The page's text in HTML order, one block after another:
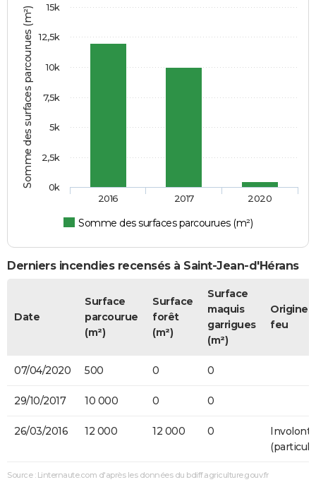
Somme des surfaces parcourues (m²)
Somme des surfaces parcourues (m²)
2016 2017 2020
0k
2,5k
5k
7,5k
10k
12,5k
15k
Derniers incendies recensés à Saint-Jean-d'Hérans
Date
Surface
parcourue
(m²)
Surface
forêt
(m²)
Surface
maquis
garrigues
(m²)
Origine
feu
07/04/2020 500 0 0
29/10/2017 10 000 0 0
26/03/2016 12 000 12 000 0
Source : Linternaute.com d'après les données du bdiff.agriculture.gouv.fr